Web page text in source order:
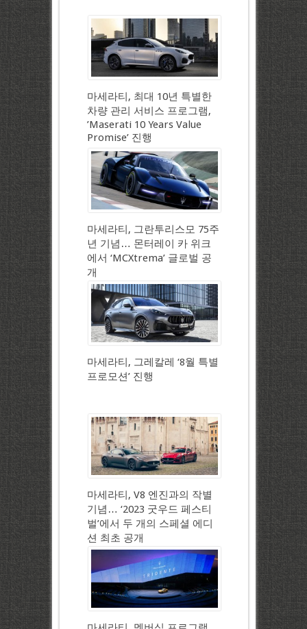
마세라티, 최대 10년 특별한
차량 관리 서비스 프로그램,
’Maserati 10 Years Value
Promise’ 진행
마세라티, 그란투리스모 75주
년 기념… 몬터레이 카 위크
에서 ‘MCXtrema’ 글로벌 공
개
마세라티, 그레칼레 ‘8월 특별
프로모션’ 진행
마세라티, V8 엔진과의 작별
기념… ‘2023 굿우드 페스티
벌’에서 두 개의 스페셜 에디
션 최초 공개